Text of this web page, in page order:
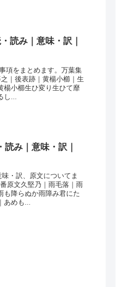
読み｜意味・訳｜
項をまとめます。万葉集
｜後表跡｜黄楊小櫛｜生
楊小櫛生ひ変り生ひて靡
...
み｜意味・訳｜
・訳、原文についてま
原文久堅乃｜雨毛落｜雨
も降らぬか雨障み君にた
めも...